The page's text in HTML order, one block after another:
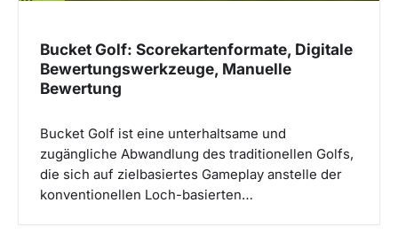
Bucket Golf: Scorekartenformate, Digitale
Bewertungswerkzeuge, Manuelle
Bewertung
Bucket Golf ist eine unterhaltsame und
zugängliche Abwandlung des traditionellen Golfs,
die sich auf zielbasiertes Gameplay anstelle der
konventionellen Loch-basierten…